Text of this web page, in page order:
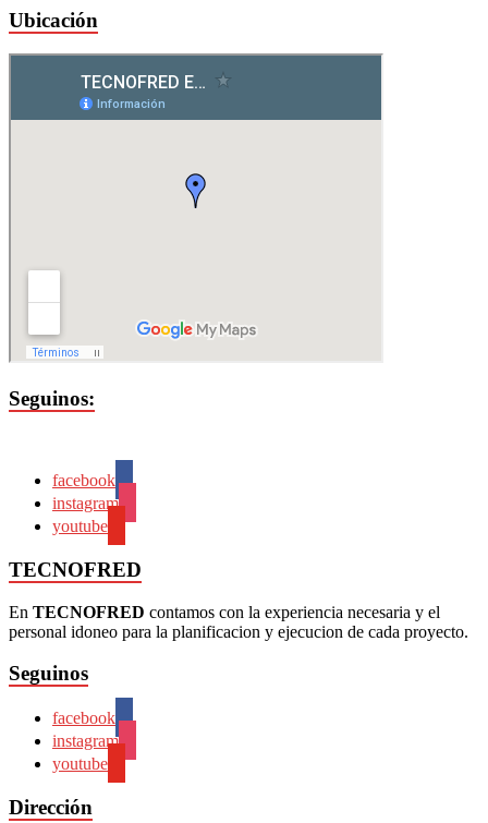
Ubicación
Seguinos:
facebook
instagram
youtube
TECNOFRED
En TECNOFRED contamos con la experiencia necesaria y el
personal idoneo para la planificacion y ejecucion de cada proyecto.
Seguinos
facebook
instagram
youtube
Dirección